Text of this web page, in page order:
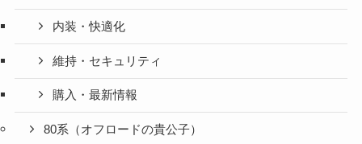
内装・快適化
維持・セキュリティ
購入・最新情報
80系（オフロードの貴公子）